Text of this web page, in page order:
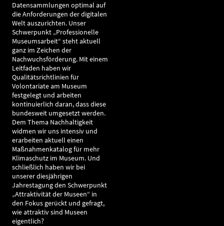
Datensammlungen optimal auf
die Anforderungen der digitalen
Welt auszurichten. Unser
Schwerpunkt „Professionelle
Museumsarbeit“ steht aktuell
ganz im Zeichen der
Nachwuchsförderung. Mit einem
Leitfaden haben wir
Qualitätsrichtlinien für
Volontariate am Museum
festgelegt und arbeiten
kontinuierlich daran, dass diese
bundesweit umgesetzt werden.
Dem Thema Nachhaltigkeit
widmen wir uns intensiv und
erarbeiten aktuell einen
Maßnahmenkatalog für mehr
Klimaschutz im Museum. Und
schließlich haben wir bei
unserer diesjährigen
Jahrestagung den Schwerpunkt
„Attraktivität der Museen“ in
den Fokus gerückt und gefragt,
wie attraktiv sind Museen
eigentlich?